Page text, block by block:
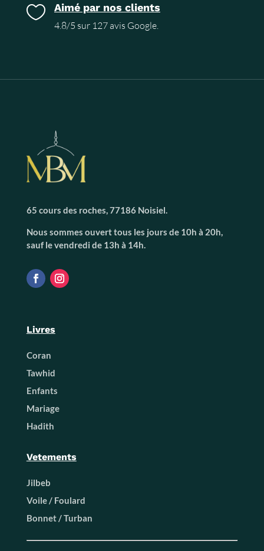
 Aimé par nos clients
4.8/5 sur 127 avis Google.
65 cours des roches, 77186 Noisiel.
Nous sommes ouvert tous les jours de 10h à 20h,
sauf le vendredi de 13h à 14h.
Livres
Coran
Tawhid
Enfants
Mariage
Hadith
Vetements
Jilbeb
Voile / Foulard
Bonnet / Turban